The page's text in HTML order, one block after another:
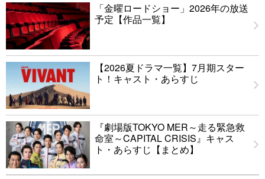
「金曜ロードショー」2026年の放送
予定【作品一覧】
【2026夏ドラマ一覧】7月期スター
ト！キャスト・あらすじ
『劇場版TOKYO MER～走る緊急救
命室～CAPITAL CRISIS』キャス
ト・あらすじ【まとめ】